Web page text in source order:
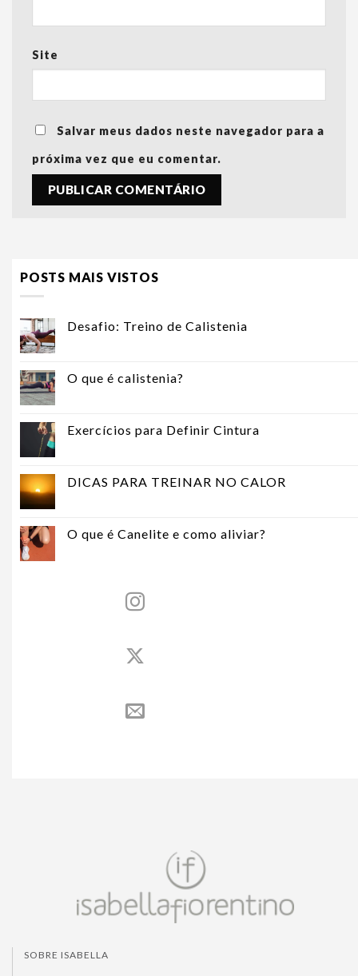
Site
Salvar meus dados neste navegador para a
próxima vez que eu comentar.
POSTS MAIS VISTOS
Desafio: Treino de Calistenia
O que é calistenia?
Exercícios para Definir Cintura
DICAS PARA TREINAR NO CALOR
O que é Canelite e como aliviar?
SOBRE ISABELLA